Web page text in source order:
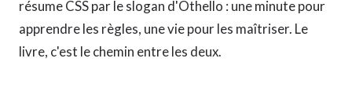
résume CSS par le slogan d'Othello : une minute pour
apprendre les règles, une vie pour les maîtriser. Le
livre, c'est le chemin entre les deux.